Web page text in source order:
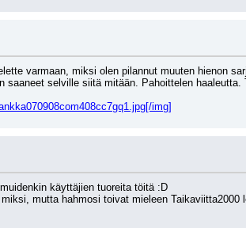
varmaan, miksi olen pilannut muuten hienon
saaneet selville siitä mitään. Pahoittelen haaleutta.
img]
käyttäjien tuoreita töitä :D
mutta hahmosi toivat mieleen